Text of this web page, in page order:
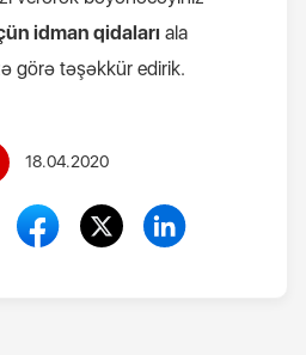
idman qidaları ala
görə təşəkkür edirik.
18.04.2020